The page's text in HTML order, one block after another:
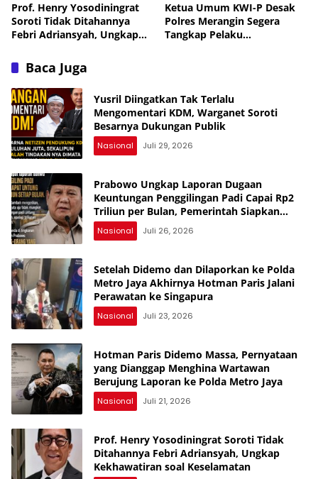
Prof. Henry Yosodiningrat
Soroti Tidak Ditahannya
Febri Adriansyah, Ungkap
Keselamatan
Ketua Umum KWI-P Desak
Polres Merangin Segera
Tangkap Pelaku
Baca Juga
Yusril Diingatkan Tak Terlalu
Mengomentari KDM, Warganet Soroti
Besarnya Dukungan Publik
Nasional Juli 29, 2026
Prabowo Ungkap Laporan Dugaan
Keuntungan Penggilingan Padi Capai Rp2
Triliun per Bulan, Pemerintah Siapkan
Penertiban
Nasional Juli 26, 2026
Setelah Didemo dan Dilaporkan ke Polda
Metro Jaya Akhirnya Hotman Paris Jalani
Perawatan ke Singapura
Nasional Juli 23, 2026
Hotman Paris Didemo Massa, Pernyataan
yang Dianggap Menghina Wartawan
Berujung Laporan ke Polda Metro Jaya
Nasional Juli 21, 2026
Prof. Henry Yosodiningrat Soroti Tidak
Ditahannya Febri Adriansyah, Ungkap
Kekhawatiran soal Keselamatan